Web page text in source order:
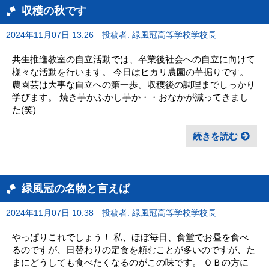
収穫の秋です
2024年11月07日 13:26 投稿者: 緑風冠高等学校学校長
共生推進教室の自立活動では、卒業後社会への自立に向けて
様々な活動を行います。 今日はヒカリ農園の芋掘りです。
農園芸は大事な自立への第一歩。収穫後の調理までしっかり
学びます。 焼き芋かふかし芋か・・おなかが減ってきまし
た(笑)
続きを読む
緑風冠の名物と言えば
2024年11月07日 10:38 投稿者: 緑風冠高等学校学校長
やっぱりこれでしょう！ 私、ほぼ毎日、食堂でお昼を食べ
るのですが、日替わりの定食を頼むことが多いのですが、た
まにどうしても食べたくなるのがこの味です。 ＯＢの方に